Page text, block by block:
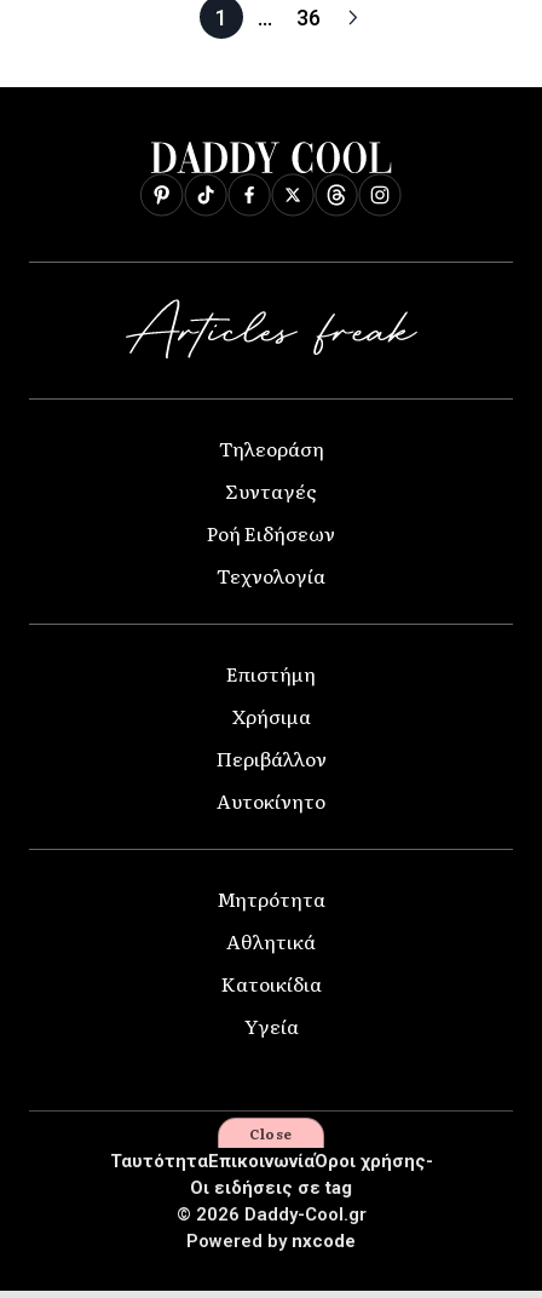
1 … 36
Τηλεοράση
Συνταγές
Ροή Ειδήσεων
Τεχνολογία
Επιστήμη
Χρήσιμα
Περιβάλλον
Αυτοκίνητο
Μητρότητα
Αθλητικά
Κατοικίδια
Υγεία
© 2026 Daddy-Cool.gr
ΤαυτότηταΕπικοινωνίαΌροι χρήσης-
Οι ειδήσεις σε tag
Powered by nxcode
Close